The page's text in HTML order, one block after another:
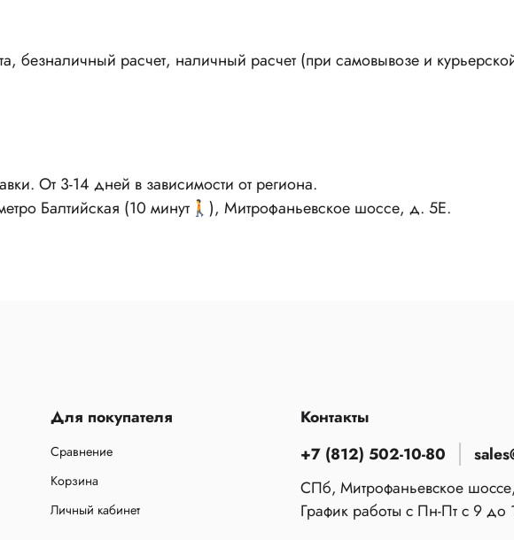
расчет, наличный расчет (при самовывозе и
От 3-14 дней в зависимости от региона.
Балтийская (10 минут🚶), Митрофаньевское шоссе, д. 5Е.
Для покупателя
Сравнение
Корзина
Личный кабинет
Контакты
+7 (812) 502-10-80
СПб, Митрофаньевское
График работы с Пн-Пт с 9 до